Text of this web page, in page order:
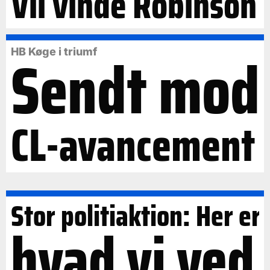
HB Køge i triumf
Sendt mod
CL-avancement
Stor politiaktion: Her er